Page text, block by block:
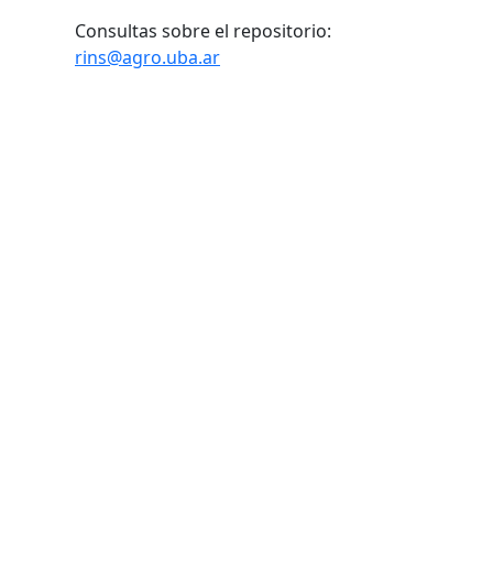
Consultas sobre el repositorio:
rins@agro.uba.ar